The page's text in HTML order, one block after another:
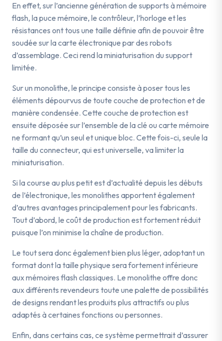
En effet, sur l’ancienne génération de supports à mémoire
flash, la puce mémoire, le contrôleur, l’horloge et les
résistances ont tous une taille définie afin de pouvoir être
soudée sur la carte électronique par des robots
d’assemblage. Ceci rend la miniaturisation du support
limitée.
Sur un monolithe, le principe consiste à poser tous les
éléments dépourvus de toute couche de protection et de
manière condensée. Cette couche de protection est
ensuite déposée sur l’ensemble de la clé ou carte mémoire
ne formant qu’un seul et unique bloc. Cette fois-ci, seule la
taille du connecteur, qui est universelle, va limiter la
miniaturisation.
Si la course au plus petit est d’actualité depuis les débuts
de l’électronique, les monolithes apportent également
d’autres avantages principalement pour les fabricants.
Tout d’abord, le coût de production est fortement réduit
puisque l’on minimise la chaîne de production.
Le tout sera donc également bien plus léger, adoptant un
format dont la taille physique sera fortement inférieure
aux mémoires flash classiques. Le monolithe offre donc
aux différents revendeurs toute une palette de possibilités
de designs rendant les produits plus attractifs ou plus
adaptés à certaines fonctions ou personnes.
Enfin, dans certains cas, ce système permettrait d’assurer